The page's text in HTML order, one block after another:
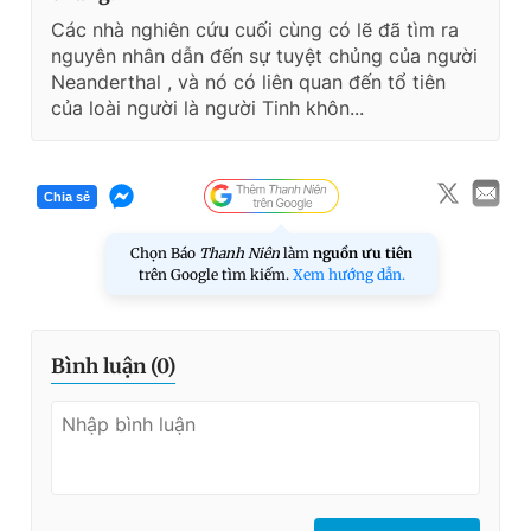
Các nhà nghiên cứu cuối cùng có lẽ đã tìm ra
nguyên nhân dẫn đến sự tuyệt chủng của người
Neanderthal , và nó có liên quan đến tổ tiên
của loài người là người Tinh khôn...
Chia sẻ
Chọn Báo Thanh Niên làm nguồn ưu tiên
trên Google tìm kiếm. Xem hướng dẫn.
Bình luận (0)